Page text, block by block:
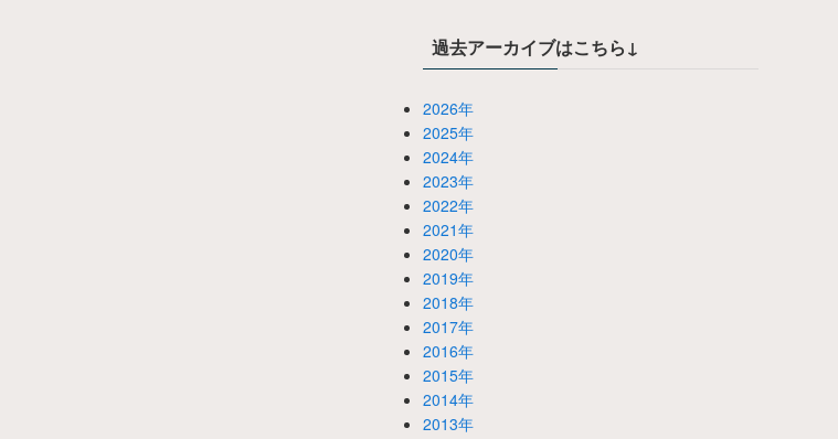
過去アーカイブはこちら↓
2026年
2025年
2024年
2023年
2022年
2021年
2020年
2019年
2018年
2017年
2016年
2015年
2014年
2013年